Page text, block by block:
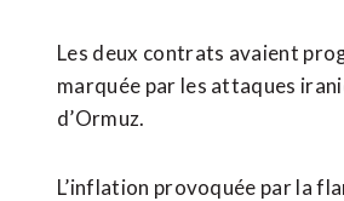
Les deux contrats avaient
marquée par les attaques
d’Ormuz.
L’inflation provoquée par la